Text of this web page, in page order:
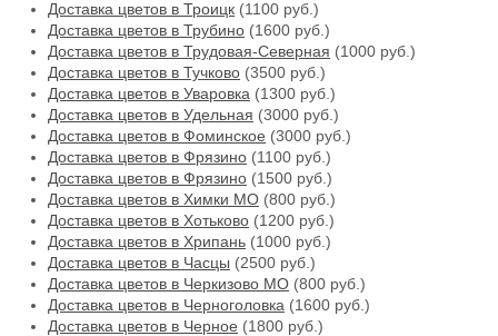
Доставка цветов в Троицк (1100 руб.)
Доставка цветов в Трубино (1600 руб.)
Доставка цветов в Трудовая-Северная (1000 руб.)
Доставка цветов в Тучково (3500 руб.)
Доставка цветов в Уваровка (1300 руб.)
Доставка цветов в Удельная (3000 руб.)
Доставка цветов в Фоминское (3000 руб.)
Доставка цветов в Фрязино (1100 руб.)
Доставка цветов в Фрязино (1500 руб.)
Доставка цветов в Химки МО (800 руб.)
Доставка цветов в Хотьково (1200 руб.)
Доставка цветов в Хрипань (1000 руб.)
Доставка цветов в Часцы (2500 руб.)
Доставка цветов в Черкизово МО (800 руб.)
Доставка цветов в Черноголовка (1600 руб.)
Доставка цветов в Черное (1800 руб.)